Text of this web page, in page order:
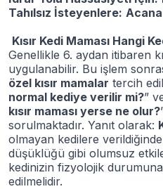
Tahılsız İsteyenlere:
Kısır Kedi Maması Hangi
Genellikle 6. aydan itibaren
uygulanabilir. Bu işlem
özel kısır mamalar tercih
normal kediye verilir mi?”
kısır maması yerse ne olur?
sorulmaktadır. Yanıt olarak:
olmayan kedilere
düşüklüğü gibi olumsuz
kedinizin fizyolojik
edilmelidir.